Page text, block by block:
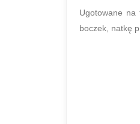
Ugotowane na
boczek, natkę